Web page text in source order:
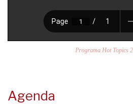
Programa Hot Topics
Agenda